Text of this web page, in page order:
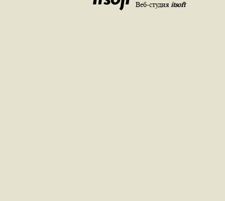
Веб-студия itsoft